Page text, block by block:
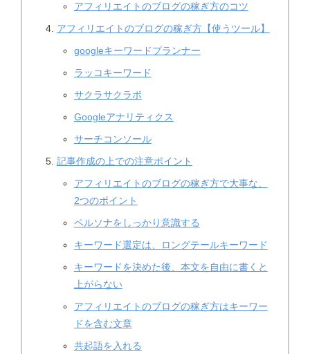
アフィリエイトのブログの稼ぎ方のコツ
アフィリエイトのブログの稼ぎ方【使うツール】
googleキーワードプランナー
ラッコキーワード
サクラサクラボ
Googleアナリティクス
サーチコンソール
記事作成の上での注意ポイント
アフィリエイトのブログの稼ぎ方で大事な、
2つのポイント
ペルソナをしっかり意識する
キーワード選定は、ロングテールキーワード
キーワードを決めた後、本文を自由に書くと
上がらない
アフィリエイトのブログの稼ぎ方はキーワー
ドを含む文章
共起語を入れる